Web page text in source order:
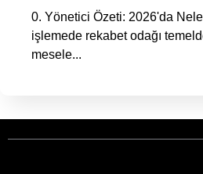
0. Yönetici Özeti: 2026'da
işlemede rekabet odağı
mesele...